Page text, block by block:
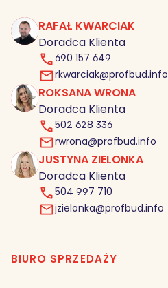
RK
RAFAŁ KWARCIAK
Doradca Klienta
690 157 649
rkwarciak@profbud.info
RW ROKSANA WRONA
Doradca Klienta
502 628 336
rwrona@profbud.info
JZ
JUSTYNA ZIELONKA
Doradca Klienta
504 997 710
jzielonka@profbud.info
BIURO SPRZEDAŻY